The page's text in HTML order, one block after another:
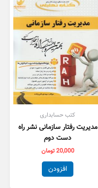
کتب حسابداری
مدیریت رفتار سازمانی نشر راه
دست دوم
20,000تومان
افزودن